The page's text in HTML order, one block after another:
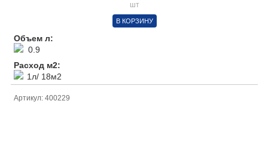
шт
В КОРЗИНУ
Объем л:
0.9
Расход м2:
1л/ 18м2
Артикул: 400229